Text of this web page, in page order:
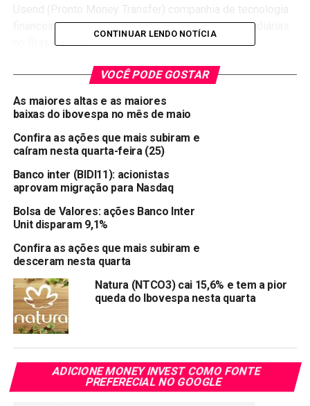
financeira sediada nos Estados Unidos, com subsidiárias
no Brasil, Canadá e Reino Unido.
A Usend é uma empresa com 16 anos de atuação no
dentre outras coisas, a solução digital Global Account para
realização de remessas de dinheiro entre países.
Por volta das 16h57, os ativos da companhia eram
negociados na bolsa paulista com queda de 3,16% a R$
33,93.
Com informações Valor
Compartilhar:
Copy
Link
WhatsApp
Twitter
Facebook
Reddit
Email
TÓPICOS RELACIONADOS:
US$68 bi em 5 anos
NÃO PERCA:
CONTINUAR LENDO NOTÍCIA
VOCÊ PODE GOSTAR
As maiores altas e as maiores
baixas do ibovespa no mês de maio
Confira as ações que mais subiram e
caíram nesta quarta-feira (25)
Banco inter (BIDI11): acionistas
aprovam migração para Nasdaq
Bolsa de Valores: ações Banco Inter
Unit disparam 9,1%
Confira as ações que mais subiram e
desceram nesta quarta
Natura (NTCO3) cai 15,6% e tem a pior
queda do Ibovespa nesta quarta
ADICIONE MONEY INVEST COMO FONTE
PREFERECIAL NO GOOGLE